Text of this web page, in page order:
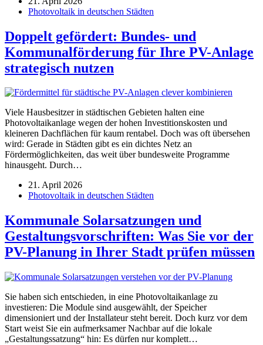
Photovoltaik in deutschen Städten
Doppelt gefördert: Bundes- und
Kommunalförderung für Ihre PV-Anlage
strategisch nutzen
Viele Hausbesitzer in städtischen Gebieten halten eine
Photovoltaikanlage wegen der hohen Investitionskosten und
kleineren Dachflächen für kaum rentabel. Doch was oft übersehen
wird: Gerade in Städten gibt es ein dichtes Netz an
Fördermöglichkeiten, das weit über bundesweite Programme
hinausgeht. Durch…
21. April 2026
Photovoltaik in deutschen Städten
Kommunale Solarsatzungen und
Gestaltungsvorschriften: Was Sie vor der
PV-Planung in Ihrer Stadt prüfen müssen
Sie haben sich entschieden, in eine Photovoltaikanlage zu
investieren: Die Module sind ausgewählt, der Speicher
dimensioniert und der Installateur steht bereit. Doch kurz vor dem
Start weist Sie ein aufmerksamer Nachbar auf die lokale
„Gestaltungssatzung“ hin: Es dürfen nur komplett…